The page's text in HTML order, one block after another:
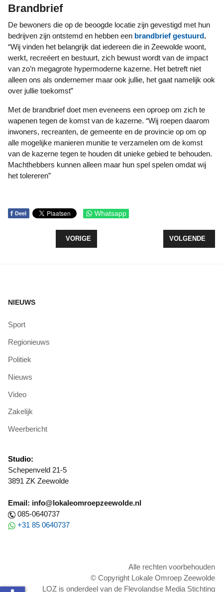
Brandbrief
De bewoners die op de beoogde locatie zijn gevestigd met hun
bedrijven zijn ontstemd en hebben een brandbrief gestuurd.
“Wij vinden het belangrijk dat iedereen die in Zeewolde woont,
werkt, recreëert en bestuurt, zich bewust wordt van de impact
van zo’n megagrote hypermoderne kazerne. Het betreft niet
alleen ons als ondernemer maar ook jullie, het gaat namelijk ook
over jullie toekomst”
Met de brandbrief doet men eveneens een oproep om zich te
wapenen tegen de komst van de kazerne. “Wij roepen daarom
inwoners, recreanten, de gemeente en de provincie op om op
alle mogelijke manieren munitie te verzamelen om de komst
van de kazerne tegen te houden dit unieke gebied te behouden.
Machthebbers kunnen alleen maar hun spel spelen omdat wij
het tolereren”
f Deel Whatsapp
VORIG ARTIKEL: GERRIT BOS NIEUWE
VORIGE VOLGENDE
VOLGENDE
NIEUWS
Sport
Regionieuws
Politiek
Nieuws
Video
Zakelijk
Weerbericht
Studio:
Schepenveld 21-5
3891 ZK Zeewolde
Email: info@lokaleomroepzeewolde.nl
085-0640737
+31 85 0640737
Alle rechten voorbehouden
© Copyright Lokale Omroep Zeewolde
LOZ is onderdeel van de Flevolandse Media Stichting